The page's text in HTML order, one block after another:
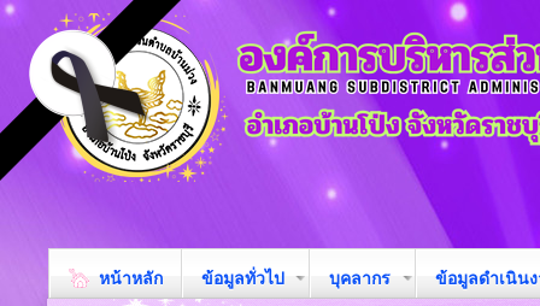
หน้าหลัก ข้อมูลทั่วไป บุคลากร ข้อมูลดำเนิน